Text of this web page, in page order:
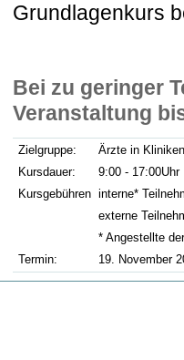
Grundlagenkurs
Bei zu geringer
Veranstaltung
Zielgruppe:
Ärzte in
Kursdauer:
9:00 - 17:00Uhr
Kursgebühren interne*
externe
* Angestellte
Termin:
19. November